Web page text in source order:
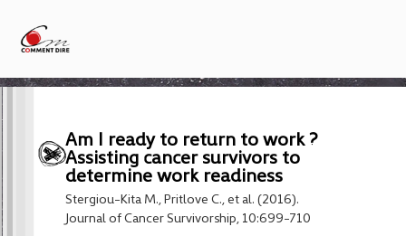
Am I ready to return to work ?
Assisting cancer survivors to
determine work readiness
Stergiou-Kita M., Pritlove C., et al. (2016).
Journal of Cancer Survivorship, 10:699-710